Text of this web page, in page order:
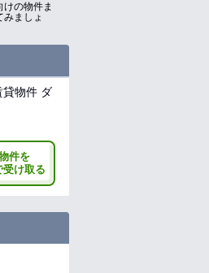
の物件ま
ましょ
貸物件 ダ
件を
受け取る